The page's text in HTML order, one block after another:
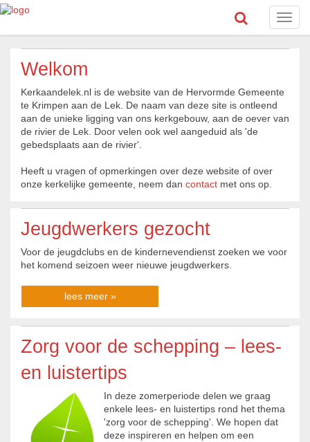
Welkom
Kerkaandelek.nl is de website van de Hervormde Gemeente
te Krimpen aan de Lek. De naam van deze site is ontleend
aan de unieke ligging van ons kerkgebouw, aan de oever van
de rivier de Lek. Door velen ook wel aangeduid als 'de
gebedsplaats aan de rivier'.
Heeft u vragen of opmerkingen over deze website of over
onze kerkelijke gemeente, neem dan contact met ons op.
Jeugdwerkers gezocht
Voor de jeugdclubs en de kindernevendienst zoeken we voor
het komend seizoen weer nieuwe jeugdwerkers.
lees meer »
Zorg voor de schepping – lees-
en luistertips
In deze zomerperiode delen we graag
enkele lees- en luistertips rond het thema
'zorg voor de schepping'. We hopen dat
deze inspireren en helpen om een